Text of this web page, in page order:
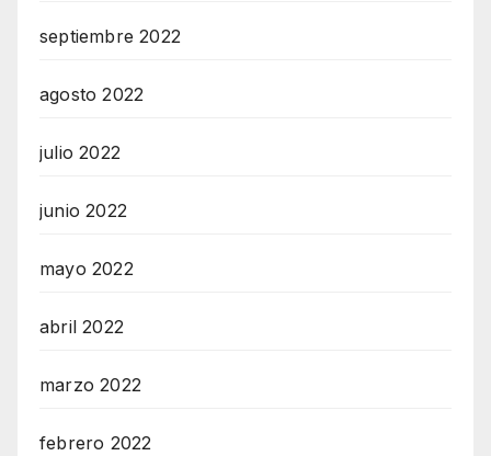
septiembre 2022
agosto 2022
julio 2022
junio 2022
mayo 2022
abril 2022
marzo 2022
febrero 2022